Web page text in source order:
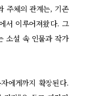
주체의 관계는, 기존
서 이루어져왔다. 그
소설 속 인물과 작가
에게까지 확장된다.